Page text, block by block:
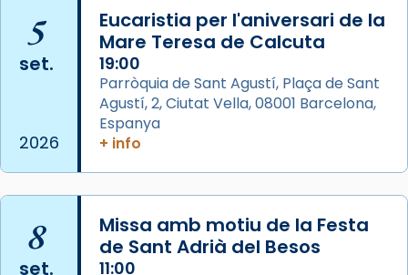
📸 J. Merino
Photo
View on Facebook ·
Arquebisbat de Barcelona
de Barcelona.
2 weeks ago
comitè organitzador de la visita apostòlica
del Sant Pare Lleó XIV a Barcelona, i als
5
set.
2026
Eucaristia per l'aniversari de la
Mare Teresa de Calcuta
19:00
Parròquia de Sant Agustí, Plaça de Sant
Agustí, 2, Ciutat Vella, 08001 Barcelona,
Espanya
+ info
8
set.
Missa amb motiu de la Festa
de Sant Adrià del Besos
11:00